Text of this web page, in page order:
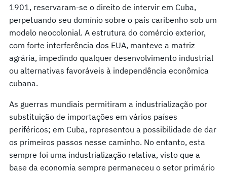
1901, reservaram-se o direito de intervir em Cuba,
perpetuando seu domínio sobre o país caribenho sob um
modelo neocolonial. A estrutura do comércio exterior,
com forte interferência dos EUA, manteve a matriz
agrária, impedindo qualquer desenvolvimento industrial
ou alternativas favoráveis à independência econômica
cubana.
As guerras mundiais permitiram a industrialização por
substituição de importações em vários países
periféricos; em Cuba, representou a possibilidade de dar
os primeiros passos nesse caminho. No entanto, esta
sempre foi uma industrialização relativa, visto que a
base da economia sempre permaneceu o setor primário